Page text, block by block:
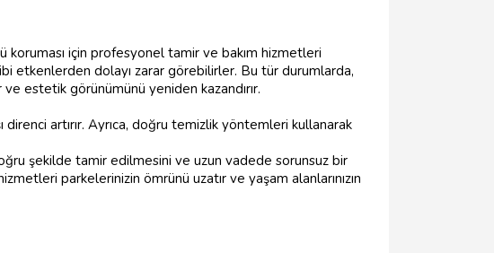
koruması için profesyonel tamir ve bakım hizmetleri
etkenlerden dolayı zarar görebilirler. Bu tür durumlarda,
estetik görünümünü yeniden kazandırır.
artırır. Ayrıca, doğru temizlik yöntemleri kullanarak
şekilde tamir edilmesini ve uzun vadede sorunsuz bir
parkelerinizin ömrünü uzatır ve yaşam alanlarınızın